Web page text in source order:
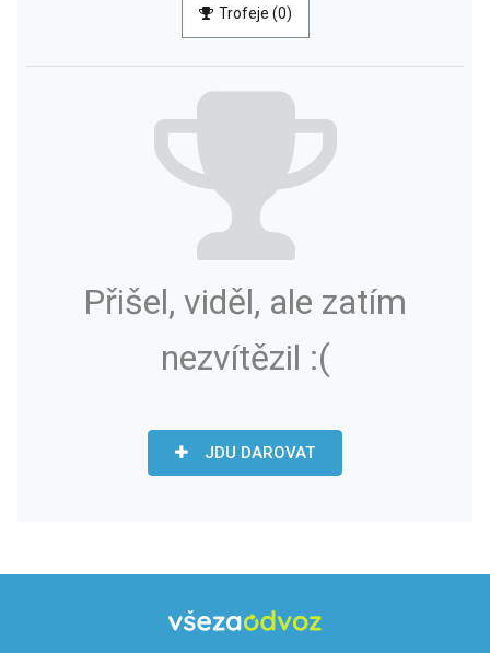
Trofeje (0)
Přišel, viděl, ale zatím
nezvítězil :(
JDU DAROVAT